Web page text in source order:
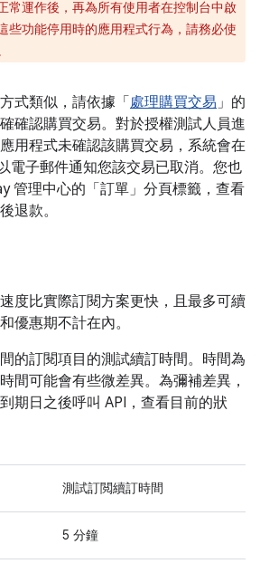
常運作後，再為所有使用者在控制台中啟
些功能停用時的應用程式行為，請務必使
式類似，請依據「 處理購買交易」的
確認購買交易。對於授權測試人員進
用程式未確認該購買交易，系統會在
電子郵件通知您該交易已取消。您也
管理中心的「訂單」 分頁標籤，查看
退款。
度比實際訂閱方案更快，且最多可續
優惠期不計在內。
的訂閱項目的測試續訂時間。時間為
間可能會有些微差異。為彌補差異，
期日之後呼叫 API，查看目前的狀
測試訂閲續訂時間
5 分鐘